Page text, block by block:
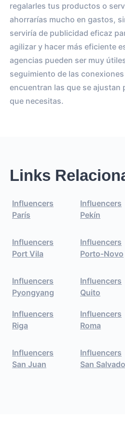
regalarles tus productos o
ahorrarías mucho en gastos,
serviría de publicidad eficaz
agilizar y hacer más eficiente
agencias pueden ser muy
seguimiento de las
encuentran las que se ajustan
que necesitas.
Links
Influencers
París
Influencers
Pekín
Influencers
Port Vila
Influencers
Porto-Novo
Influencers
Pyongyang
Influencers
Quito
Influencers
Riga
Influencers
Roma
Influencers
San Juan
Influencers
San